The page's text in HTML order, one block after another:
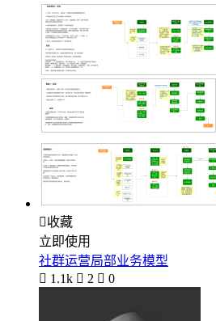
收藏
立即使用
社群运营局部业务模型
 1.1k  2  0